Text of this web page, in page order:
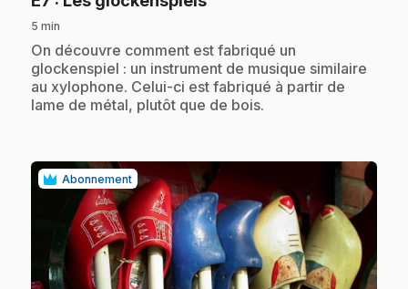
5 min
.On découvre comment est fabriqué un
glockenspiel : un instrument de musique similaire
au xylophone. Celui-ci est fabriqué à partir de
lame de métal, plutôt que de bois.
Abonnement